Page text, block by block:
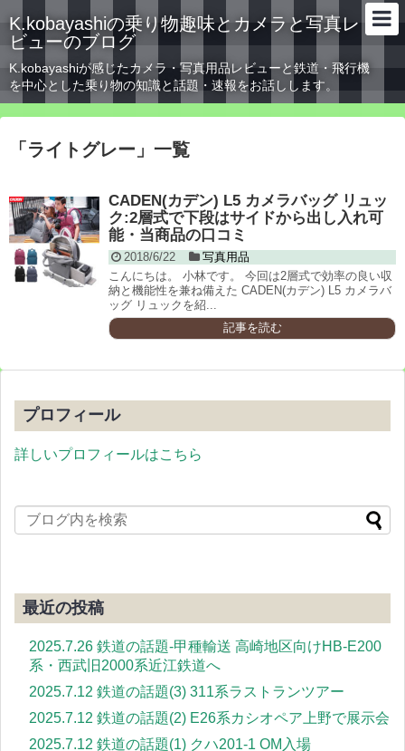
K.kobayashiの乗り物趣味とカメラと写真レ
ビューのブログ
K.kobayashiが感じたカメラ・写真用品レビューと鉄道・飛行機
を中心とした乗り物の知識と話題・速報をお話しします。
「 ライトグレー 」 一覧
CADEN(カデン) L5 カメラバッグ リュッ
ク:2層式で下段はサイドから出し入れ可
能・当商品の口コミ
2018/6/22
写真用品
こんにちは。 小林です。 今回は2層式で効率の良い収
納と機能性を兼ね備えた CADEN(カデン) L5 カメラバ
ッグ リュックを紹...
記事を読む
プロフィール
詳しいプロフィールはこちら
最近の投稿
2025.7.26 鉄道の話題-甲種輸送 高崎地区向けHB-E200
系・西武旧2000系近江鉄道へ
2025.7.12 鉄道の話題(3) 311系ラストランツアー
2025.7.12 鉄道の話題(2) E26系カシオペア上野で展示会
2025.7.12 鉄道の話題(1) クハ201-1 OM入場